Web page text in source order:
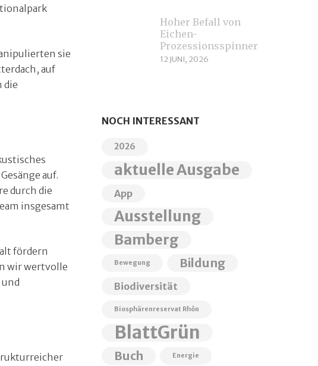
sie
auf
die
auf.
durch die
insgesamt
fördern
wir wertvolle
Hoher Befall von
Eichen-
Prozessionsspinnern
12 JUNI, 2026
NOCH INTERESSANT
2026
aktuelle Ausgabe
App
Ausstellung
Bamberg
Bewegung Bildung
Biodiversität
Biosphärenreservat Rhön
BlattGrün
Buch Energie